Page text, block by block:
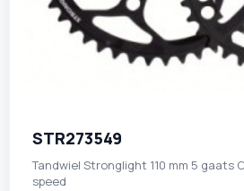
STR273549
Tandwiel Stronglight 110 mm 5 gaats
speed